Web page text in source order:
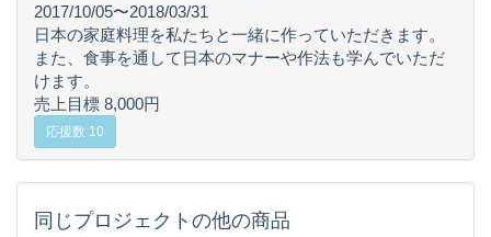
2017/10/05〜2018/03/31
日本の家庭料理を私たちと一緒に作っていただきます。
また、食事を通して日本のマナーや作法も学んでいただ
けます。
売上目標 8,000円
応援数 10
同じプロジェクトの他の商品